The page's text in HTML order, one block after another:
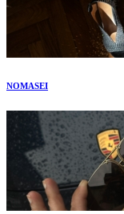
NOMASEI